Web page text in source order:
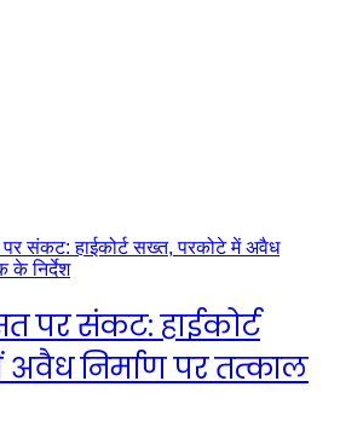
पर संकट: हाईकोर्ट
निर्माण पर तत्काल